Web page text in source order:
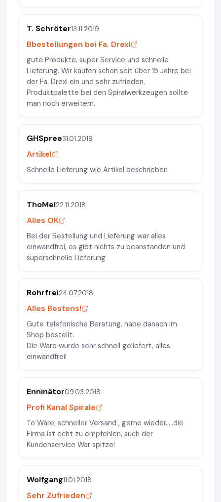
T. Schröter13.11.2019
Bbestellungen bei Fa. Drexl
gute Produkte, super Service und schnelle
Lieferung. Wir kaufen schon seit über 15 Jahre bei
der Fa. Drexl ein und sehr zufrieden.
Produktpalette bei den Spiralwerkzeugen sollte
man noch erweitern.
GHSpree31.01.2019
Artikel
Schnelle Lieferung wie Artikel beschrieben
ThoMel22.11.2018
Alles OK
Bei der Bestellung und Lieferung war alles
einwandfrei, es gibt nichts zu beanstanden und
superschnelle Lieferung
Rohrfrei24.07.2018
Alles Bestens!
Gute telefonische Beratung, habe danach im
Shop bestellt.
Die Ware wurde sehr schnell geliefert, alles
einwandfrei!
Enninätor09.03.2018
Profi Kanal Spirale
To Ware, schneller Versand , gerne wieder.....die
Firma ist echt zu empfehlen, such der
Kundenservice War spitze!
Wolfgang11.01.2018
Sehr Zufrieden